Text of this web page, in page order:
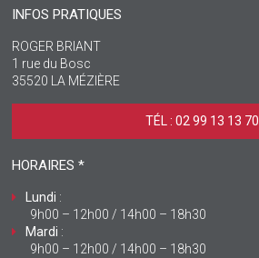
INFOS PRATIQUES
ROGER BRIANT
1 rue du Bosc
35520 LA MÉZIÈRE
TÉL : 02 99 13 13 70 ‎
HORAIRES *
Lundi :
9h00 – 12h00 / 14h00 – 18h30
Mardi :
9h00 – 12h00 / 14h00 – 18h30